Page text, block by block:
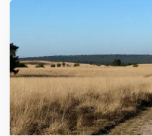
Lees meer over Ontdek Nederland: